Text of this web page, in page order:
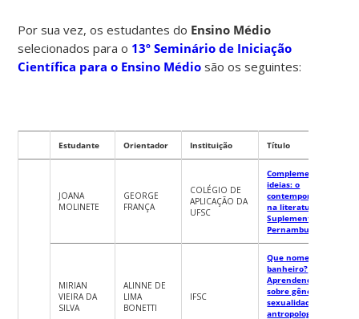
Por sua vez, os estudantes do Ensino Médio
selecionados para o 13º Seminário de Iniciação
Científica para o Ensino Médio são os seguintes:
Estudante Orientador Instituição Título
JOANA
MOLINETE
GEORGE
FRANÇA
COLÉGIO DE
APLICAÇÃO DA
UFSC
Complementando
ideias: o
contemporâneo
na literatura em
Suplemento
Pernambuco
MIRIAN
VIEIRA DA
SILVA
ALINNE DE
LIMA
BONETTI
IFSC
Que nome dar ao
banheiro?
Aprendendo
sobre gênero,
sexualidade e
antropologia com